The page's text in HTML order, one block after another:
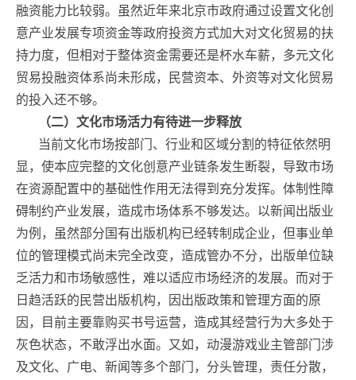
融资能力比较弱。虽然近年来北京市政府通过设置文化创
意产业发展专项资金等政府投资方式加大对文化贸易的扶
持力度，但相对于整体资金需要还是杯水车薪，多元文化
贸易投融资体系尚未形成，民营资本、外资等对文化贸易
的投入还不够。
（二）文化市场活力有待进一步释放
当前文化市场按部门、行业和区域分割的特征依然明
显，使本应完整的文化创意产业链条发生断裂，导致市场
在资源配置中的基础性作用无法得到充分发挥。体制性障
碍制约产业发展，造成市场体系不够发达。以新闻出版业
为例，虽然部分国有出版机构已经转制成企业，但事业单
位的管理模式尚未完全改变，造成管办不分，出版单位缺
乏活力和市场敏感性，难以适应市场经济的发展。而对于
日趋活跃的民营出版机构，因出版政策和管理方面的原
因，目前主要靠购买书号运营，造成其经营行为大多处于
灰色状态，不敢浮出水面。又如，动漫游戏业主管部门涉
及文化、广电、新闻等多个部门，分头管理，责任分散，